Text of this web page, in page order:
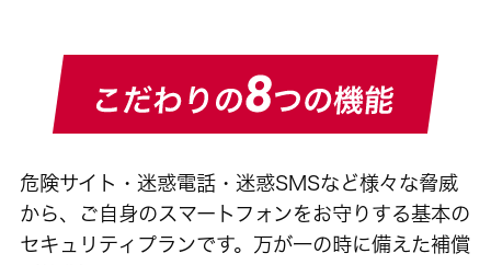
危険サイト・迷惑電話・迷惑SMSなど様々な脅威
から、ご自身のスマートフォンをお守りする基本の
セキュリティプランです。万が一の時に備えた補償